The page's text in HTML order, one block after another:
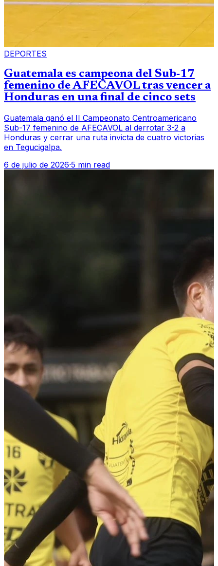
DEPORTES
Guatemala es campeona del Sub-17
femenino de AFECAVOL tras vencer a
Honduras en una final de cinco sets
Guatemala ganó el II Campeonato Centroamericano
Sub-17 femenino de AFECAVOL al derrotar 3-2 a
Honduras y cerrar una ruta invicta de cuatro victorias
en Tegucigalpa.
6 de julio de 2026·5 min read